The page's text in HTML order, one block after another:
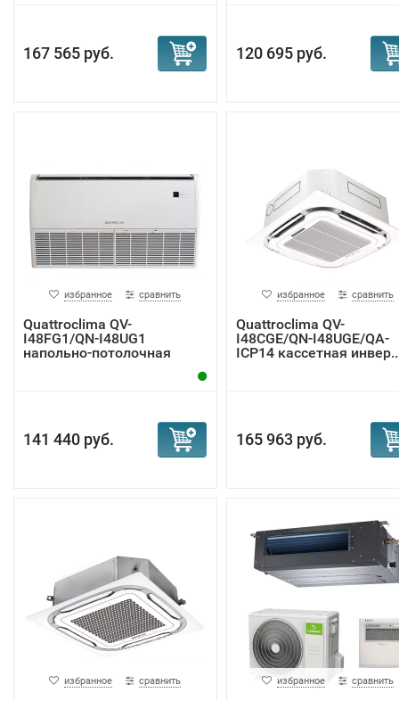
167 565 руб. 120 695 руб.
избранное сравнить
Quattroclima QV-
I48FG1/QN-I48UG1
напольно-потолочная
141 440 руб.
избранное сравнить
Quattroclima QV-
I48CGE/QN-I48UGE/QA-
ICP14 кассетная
165 963 руб.
избранное сравнить избранное сравнить